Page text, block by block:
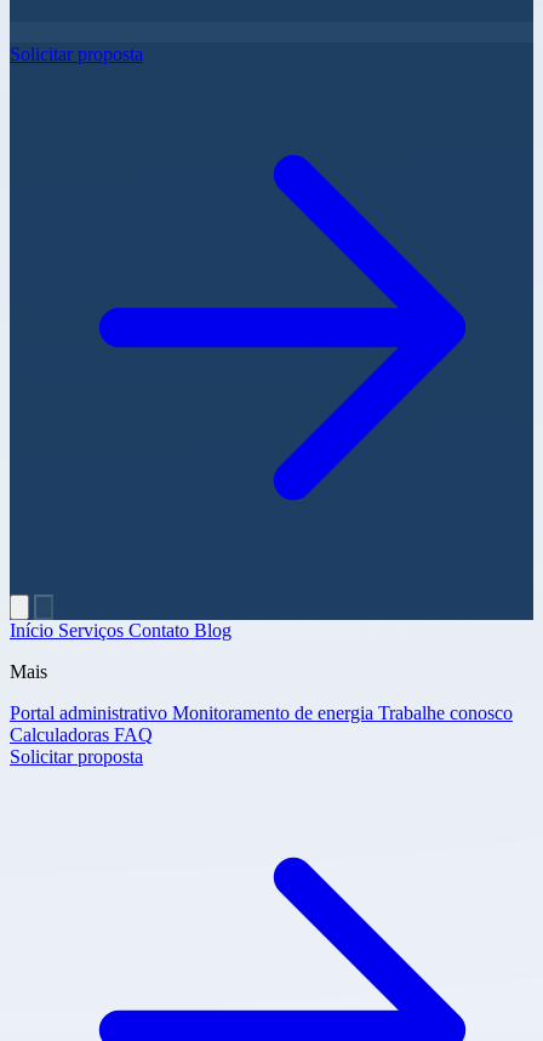
Solicitar proposta
Início Serviços Contato Blog
Mais
Portal administrativo Monitoramento de energia Trabalhe conosco
Calculadoras FAQ
Solicitar proposta